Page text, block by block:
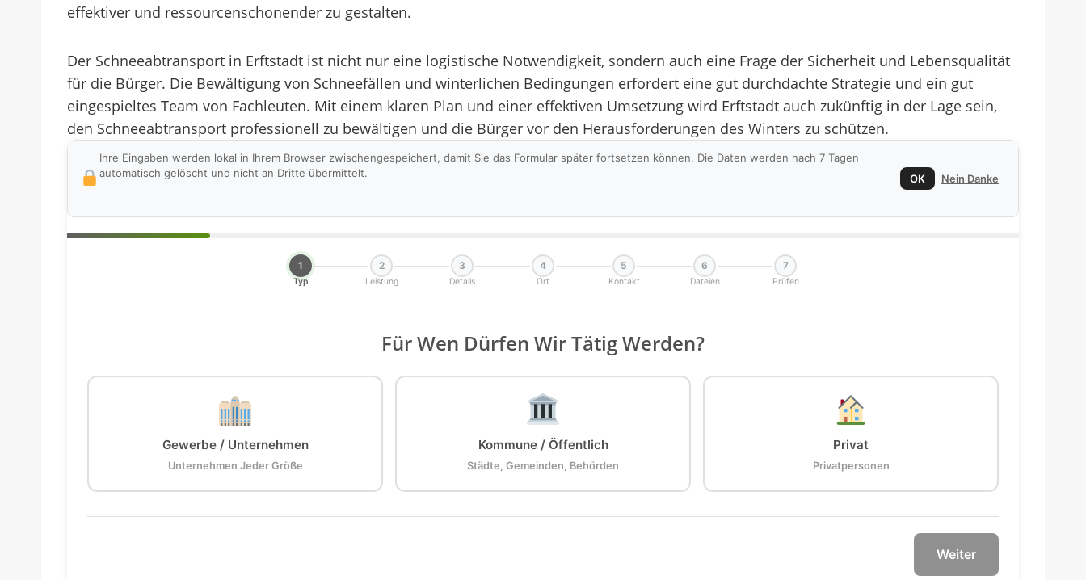
effektiver und ressourcenschonender zu gestalten.
Der Schneeabtransport in Erftstadt ist nicht nur eine logistische Notwendigkeit, sondern auch eine Frage der Sicherheit und Lebensqualität
für die Bürger. Die Bewältigung von Schneefällen und winterlichen Bedingungen erfordert eine gut durchdachte Strategie und ein gut
eingespieltes Team von Fachleuten. Mit einem klaren Plan und einer effektiven Umsetzung wird Erftstadt auch zukünftig in der Lage sein,
den Schneeabtransport professionell zu bewältigen und die Bürger vor den Herausforderungen des Winters zu schützen.
Ihre Eingaben werden lokal in Ihrem Browser zwischengespeichert, damit Sie das Formular später fortsetzen können. Die Daten werden nach 7 Tagen
automatisch gelöscht und nicht an Dritte übermittelt.
OK Nein Danke
1
Typ
2
Leistung
3
Details
4
Ort
5
Kontakt
6
Dateien
7
Prüfen
Für Wen Dürfen Wir Tätig Werden?
Gewerbe / Unternehmen
Unternehmen Jeder Größe
Kommune / Öffentlich
Städte, Gemeinden, Behörden
Privat
Privatpersonen
Weiter